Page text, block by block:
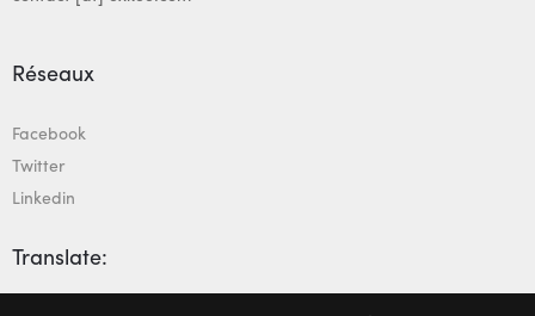
Réseaux
Facebook
Twitter
Linkedin
Translate: